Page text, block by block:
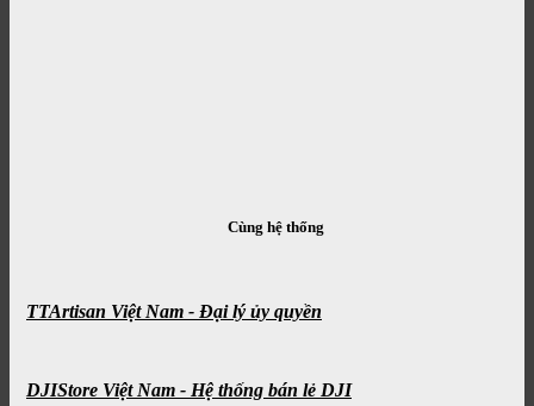
Cùng hệ thống
TTArtisan Việt Nam - Đại lý ủy quyền
DJIStore Việt Nam - Hệ thống bán lẻ DJI